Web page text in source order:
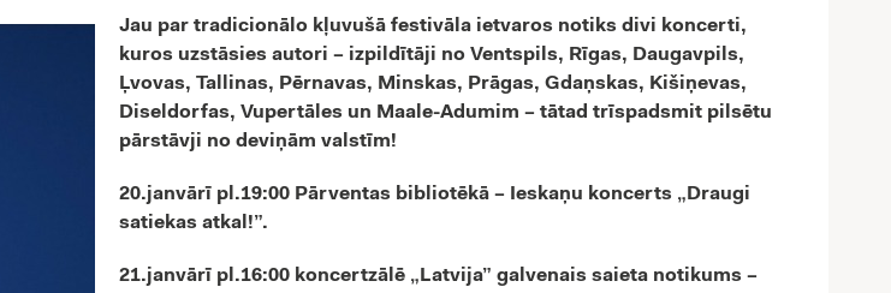
Jau par tradicionālo kļuvušā festivāla ietvaros notiks divi koncerti,
kuros uzstāsies autori – izpildītāji no Ventspils, Rīgas, Daugavpils,
Ļvovas, Tallinas, Pērnavas, Minskas, Prāgas, Gdaņskas, Kišiņevas,
Diseldorfas, Vupertāles un Maale-Adumim – tātad trīspadsmit pilsētu
pārstāvji no deviņām valstīm!
20.janvārī pl.19:00 Pārventas bibliotēkā – Ieskaņu koncerts „Draugi
satiekas atkal!”.
21.janvārī pl.16:00 koncertzālē „Latvija” galvenais saieta notikums –